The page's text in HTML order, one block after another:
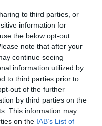
to third parties, or
information for
the below opt-out
note that after your
continue seeing
information utilized by
to third parties prior to
out of the further
by third parties on the
This information may
on the IAB’s List of
sobrecoste
para el Tesoro
no siempre el
la boya